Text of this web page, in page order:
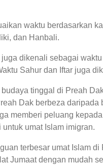
waktu berdasarkan
dan Hanbali.
dikenali sebagai
Sahur dan Iftar juga
tinggal di Preah
Dak berbeza
memberi peluang
umat Islam imigran.
terbesar umat Islam
Jumaat dengan mudah